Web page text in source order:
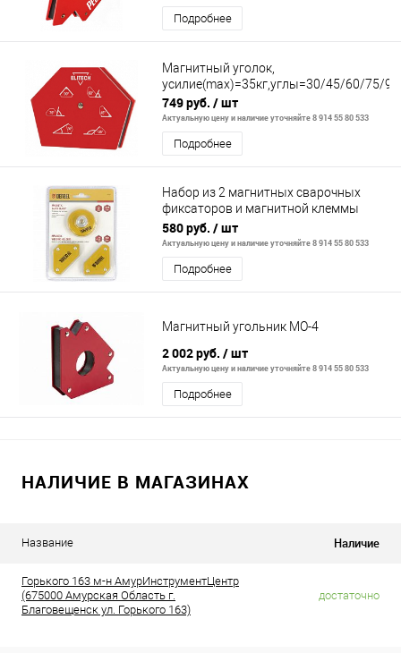
Подробнее
Магнитный уголок,
усилие(max)=35кг,углы=30/45/60/75/
749 руб. / шт
Актуальную цену и наличие уточняйте 8 914 55 80 533
Подробнее
Набор из 2 магнитных сварочных
фиксаторов и магнитной клеммы
"масса"// Denzel
580 руб. / шт
Актуальную цену и наличие уточняйте 8 914 55 80 533
Подробнее
Магнитный угольник МО-4
2 002 руб. / шт
Актуальную цену и наличие уточняйте 8 914 55 80 533
Подробнее
НАЛИЧИЕ В МАГАЗИНАХ
Название Наличие
Горького 163 м-н АмурИнструментЦентр
(675000 Амурская Область г.
Благовещенск ул. Горького 163)
достаточно